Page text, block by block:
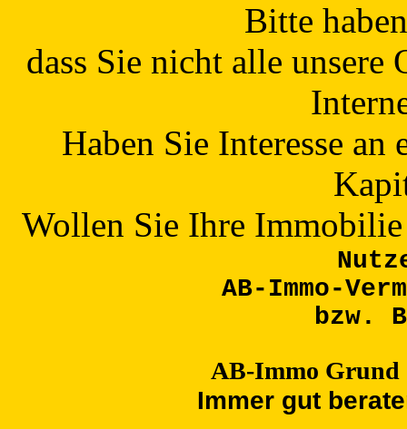
Bitte
dass Sie nicht alle
Haben Sie Interesse
Wollen Sie Ihre
AB-Immo-
bzw.
AB-Immo Grund
Immer gut